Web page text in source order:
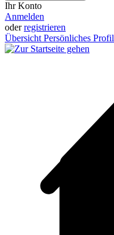
Ihr Konto
Anmelden
oderregistrieren
Übersicht Persönliches Profil